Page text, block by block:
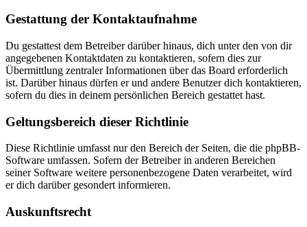
Gestattung der Kontaktaufnahme
Du gestattest dem Betreiber darüber hinaus, dich unter den von dir
angegebenen Kontaktdaten zu kontaktieren, sofern dies zur
Übermittlung zentraler Informationen über das Board erforderlich
ist. Darüber hinaus dürfen er und andere Benutzer dich kontaktieren,
sofern du dies in deinem persönlichen Bereich gestattet hast.
Geltungsbereich dieser Richtlinie
Diese Richtlinie umfasst nur den Bereich der Seiten, die die phpBB-
Software umfassen. Sofern der Betreiber in anderen Bereichen
seiner Software weitere personenbezogene Daten verarbeitet, wird
er dich darüber gesondert informieren.
Auskunftsrecht